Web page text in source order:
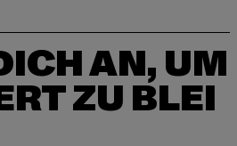
AN, UM
ZU BLEI